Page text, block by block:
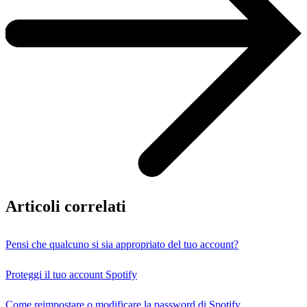
Articoli correlati
Pensi che qualcuno si sia appropriato del tuo account?
Proteggi il tuo account Spotify